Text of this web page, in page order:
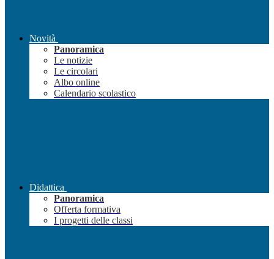
Novità
Panoramica
Le notizie
Le circolari
Albo online
Calendario scolastico
Didattica
Panoramica
Offerta formativa
I progetti delle classi